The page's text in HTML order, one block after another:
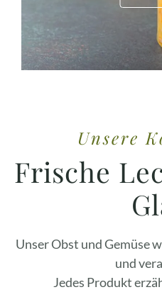
Unsere
Frische
Unser Obst und Gemüse
und
Jedes Produkt